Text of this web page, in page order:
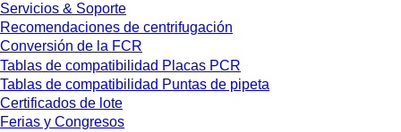
Servicios & Soporte
Recomendaciones de centrifugación
Conversión de la FCR
Tablas de compatibilidad Placas PCR
Tablas de compatibilidad Puntas de pipeta
Certificados de lote
Ferias y Congresos